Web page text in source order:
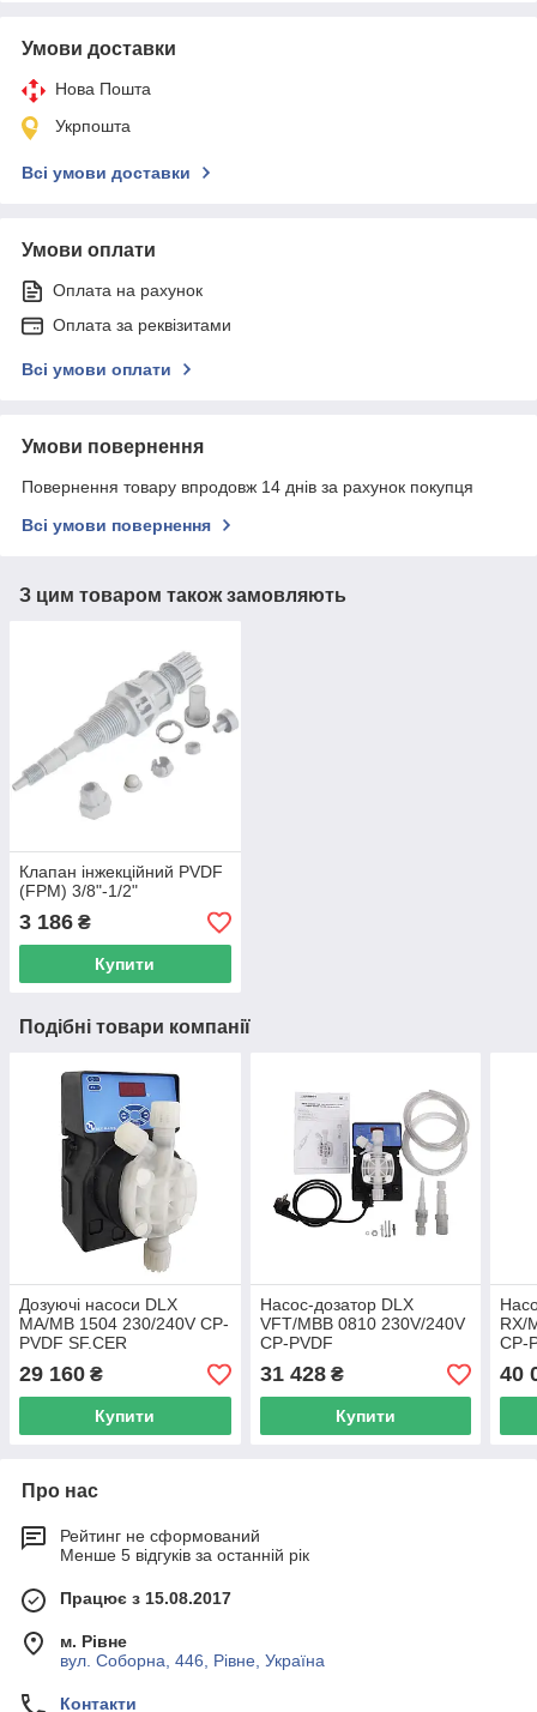
Умови доставки
Нова Пошта
Укрпошта
Всі умови доставки
Умови оплати
Оплата на рахунок
Оплата за реквізитами
Всі умови оплати
Умови повернення
Повернення товару впродовж 14 днів за рахунок покупця
Всі умови повернення
З цим товаром також замовляють
Клапан інжекційний PVDF
(FPM) 3/8"-1/2"
3 186 ₴
Купити
Подібні товари компанії
Дозуючі насоси DLX
MA/MB 1504 230/240V CP-
PVDF SF.CER
29 160 ₴
Купити
Насос-дозатор DLX
VFT/MBB 0810 230V/240V
CP-PVDF
31 428₴
Купити
RX/
CP-
40
Про нас
Рейтинг не сформований
Менше 5 відгуків за останній рік
Працює з 15.08.2017
м. Рівне
вул. Соборна, 446, Рівне, Україна
Контакти